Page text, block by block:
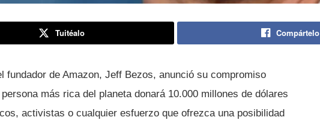
Tuitéalo Compártelo
fundador de Amazon, Jeff Bezos, anunció su compromiso
más rica del planeta donará 10.000 millones de dólares
activistas o cualquier esfuerzo que ofrezca una posibilidad